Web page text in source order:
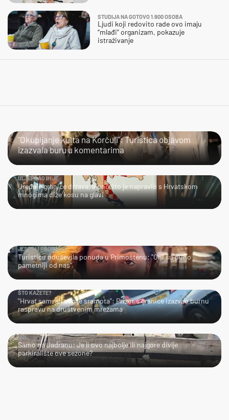
STUDIJA NA GOTOVO 1.900 OSOBA
Ljudi koji redovito rade ovo imaju
“mlađi” organizam, pokazuje
istraživanje
"Okupljanje kulta na Korčuli": Turistica objavom
izazvala buru u komentarima
ULJEPŠAO IH JE
Uređuje granice država, a ono što je napravio s Hrvatskom
mnogima diže kosu na glavi
JESTE LI PROBALI?
Turisticu oduševila ponuda u Primoštenu: "Oni su puno
pametniji od nas"
ŠTO KAŽETE?
"Hrvat sam, ali ovo je sramota": Prizor s granice izazvao burnu
raspravu na društvenim mrežama
LOL
Samo na Jadranu: Je li ovo najbolje ili najgore divlje
parkiralište ove sezone?